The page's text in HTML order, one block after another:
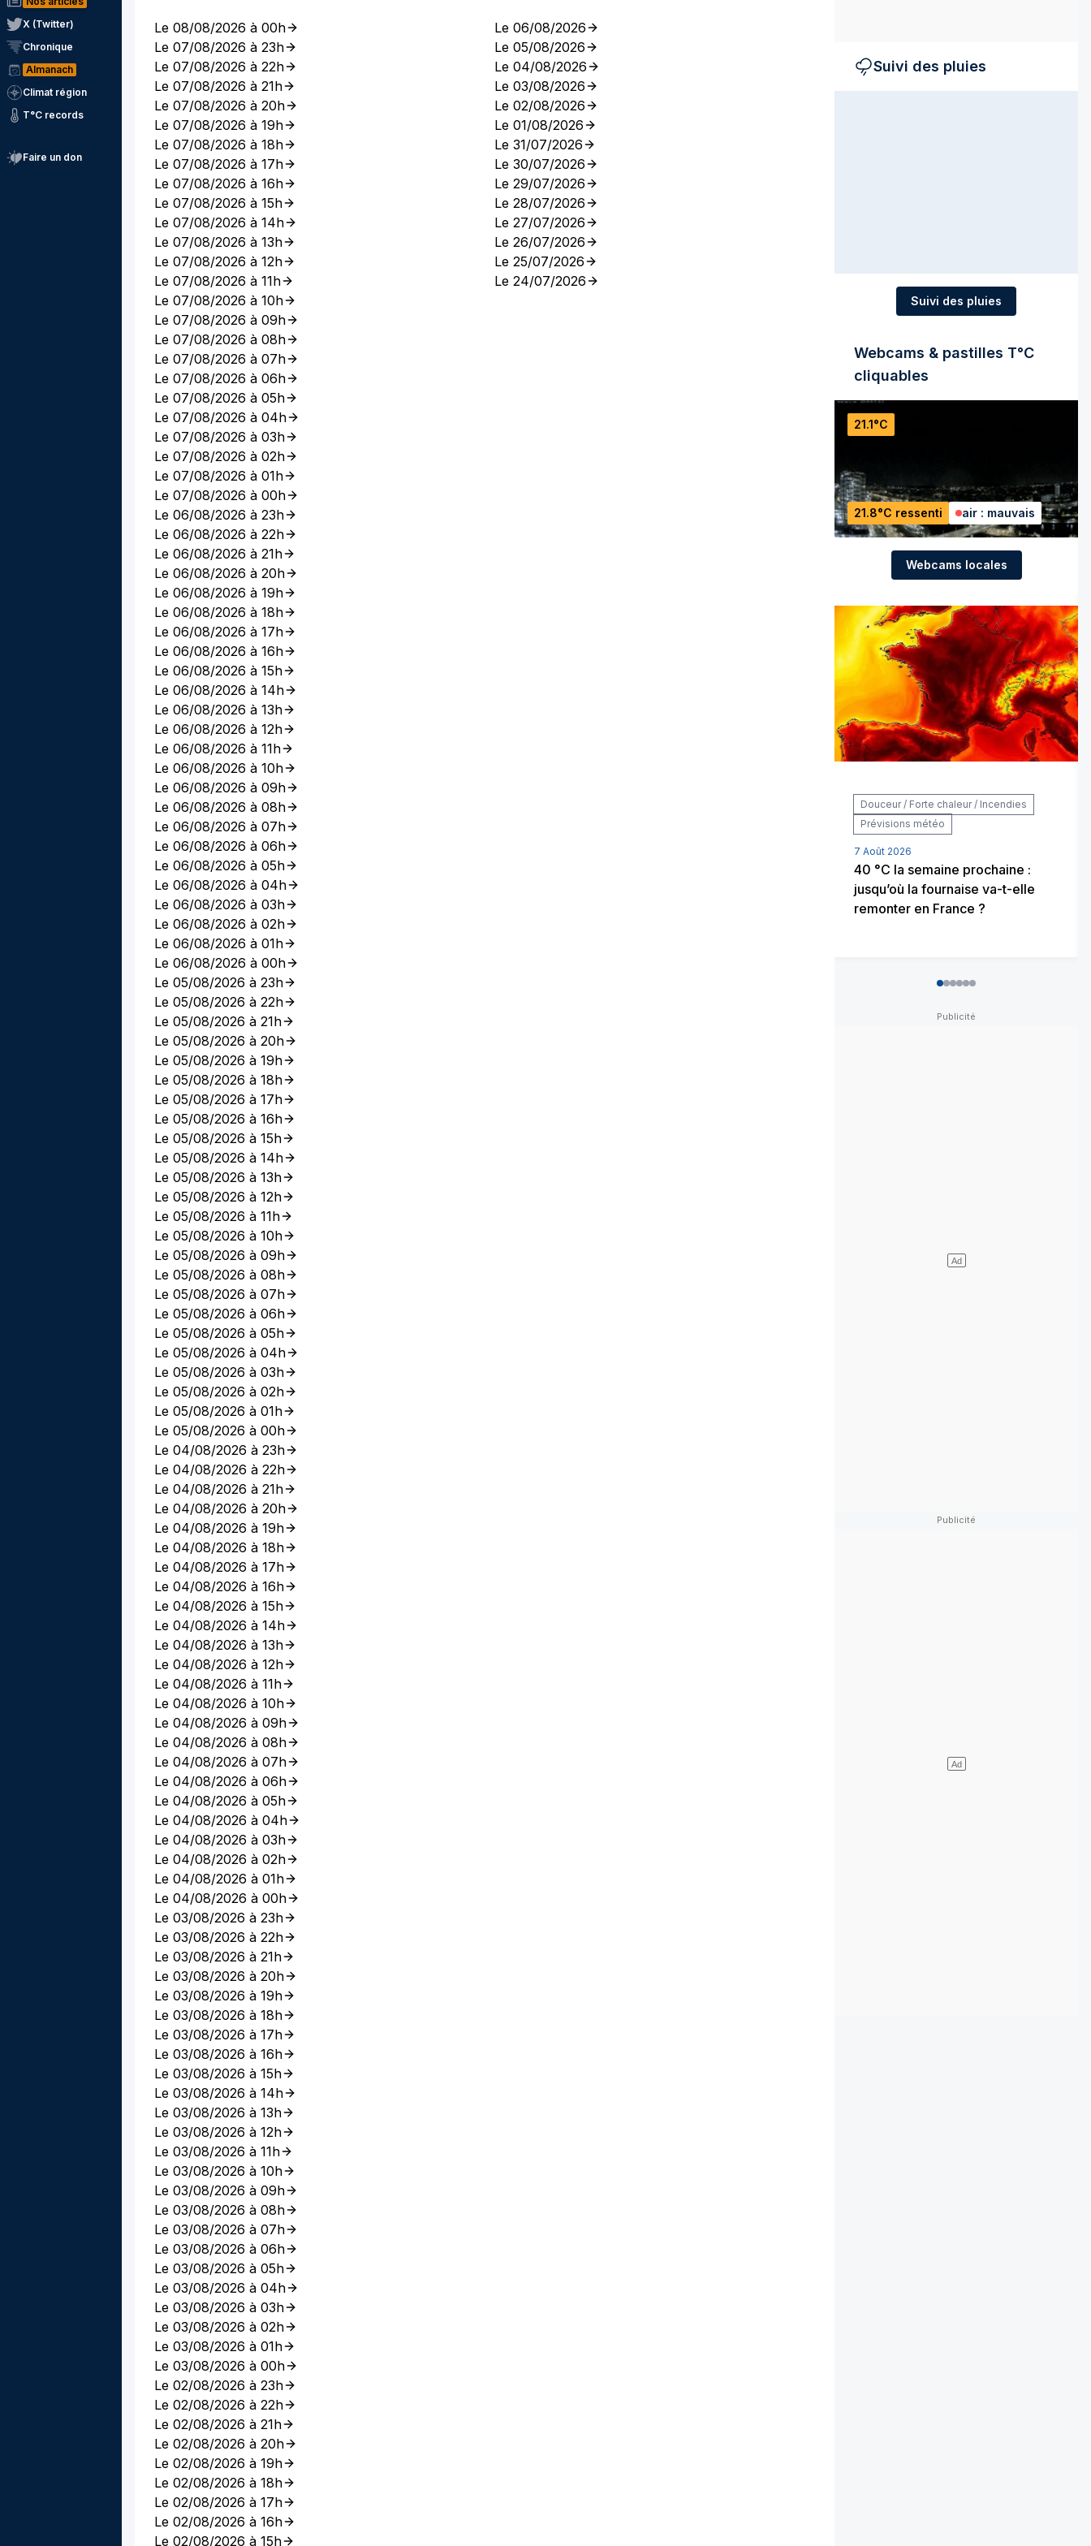
X (Twitter)
Chronique
Almanach
Climat région
T°C records
Faire un don
Le 08/08/2026 à 00h
Le 07/08/2026 à 23h
Le 07/08/2026 à 22h
Le 07/08/2026 à 21h
Le 07/08/2026 à 20h
Le 07/08/2026 à 19h
Le 07/08/2026 à 18h
Le 07/08/2026 à 17h
Le 07/08/2026 à 16h
Le 07/08/2026 à 15h
Le 07/08/2026 à 14h
Le 07/08/2026 à 13h
Le 07/08/2026 à 12h
Le 07/08/2026 à 11h
Le 07/08/2026 à 10h
Le 07/08/2026 à 09h
Le 07/08/2026 à 08h
Le 07/08/2026 à 07h
Le 07/08/2026 à 06h
Le 07/08/2026 à 05h
Le 07/08/2026 à 04h
Le 07/08/2026 à 03h
Le 07/08/2026 à 02h
Le 07/08/2026 à 01h
Le 07/08/2026 à 00h
Le 06/08/2026 à 23h
Le 06/08/2026 à 22h
Le 06/08/2026 à 21h
Le 06/08/2026 à 20h
Le 06/08/2026 à 19h
Le 06/08/2026 à 18h
Le 06/08/2026 à 17h
Le 06/08/2026 à 16h
Le 06/08/2026 à 15h
Le 06/08/2026 à 14h
Le 06/08/2026 à 13h
Le 06/08/2026 à 12h
Le 06/08/2026 à 11h
Le 06/08/2026 à 10h
Le 06/08/2026 à 09h
Le 06/08/2026 à 08h
Le 06/08/2026 à 07h
Le 06/08/2026 à 06h
Le 06/08/2026 à 05h
Le 06/08/2026 à 04h
Le 06/08/2026 à 03h
Le 06/08/2026 à 02h
Le 06/08/2026 à 01h
Le 06/08/2026 à 00h
Le 05/08/2026 à 23h
Le 05/08/2026 à 22h
Le 05/08/2026 à 21h
Le 05/08/2026 à 20h
Le 05/08/2026 à 19h
Le 05/08/2026 à 18h
Le 05/08/2026 à 17h
Le 05/08/2026 à 16h
Le 05/08/2026 à 15h
Le 05/08/2026 à 14h
Le 05/08/2026 à 13h
Le 05/08/2026 à 12h
Le 05/08/2026 à 11h
Le 05/08/2026 à 10h
Le 05/08/2026 à 09h
Le 05/08/2026 à 08h
Le 05/08/2026 à 07h
Le 05/08/2026 à 06h
Le 05/08/2026 à 05h
Le 05/08/2026 à 04h
Le 05/08/2026 à 03h
Le 05/08/2026 à 02h
Le 05/08/2026 à 01h
Le 05/08/2026 à 00h
Le 04/08/2026 à 23h
Le 04/08/2026 à 22h
Le 04/08/2026 à 21h
Le 04/08/2026 à 20h
Le 04/08/2026 à 19h
Le 04/08/2026 à 18h
Le 04/08/2026 à 17h
Le 04/08/2026 à 16h
Le 04/08/2026 à 15h
Le 04/08/2026 à 14h
Le 04/08/2026 à 13h
Le 04/08/2026 à 12h
Le 04/08/2026 à 11h
Le 04/08/2026 à 10h
Le 04/08/2026 à 09h
Le 04/08/2026 à 08h
Le 04/08/2026 à 07h
Le 04/08/2026 à 06h
Le 04/08/2026 à 05h
Le 04/08/2026 à 04h
Le 04/08/2026 à 03h
Le 04/08/2026 à 02h
Le 04/08/2026 à 01h
Le 04/08/2026 à 00h
Le 03/08/2026 à 23h
Le 03/08/2026 à 22h
Le 03/08/2026 à 21h
Le 03/08/2026 à 20h
Le 03/08/2026 à 19h
Le 03/08/2026 à 18h
Le 03/08/2026 à 17h
Le 03/08/2026 à 16h
Le 03/08/2026 à 15h
Le 03/08/2026 à 14h
Le 03/08/2026 à 13h
Le 03/08/2026 à 12h
Le 03/08/2026 à 11h
Le 03/08/2026 à 10h
Le 03/08/2026 à 09h
Le 03/08/2026 à 08h
Le 03/08/2026 à 07h
Le 03/08/2026 à 06h
Le 03/08/2026 à 05h
Le 03/08/2026 à 04h
Le 03/08/2026 à 03h
Le 03/08/2026 à 02h
Le 03/08/2026 à 01h
Le 03/08/2026 à 00h
Le 02/08/2026 à 23h
Le 02/08/2026 à 22h
Le 02/08/2026 à 21h
Le 02/08/2026 à 20h
Le 02/08/2026 à 19h
Le 02/08/2026 à 18h
Le 02/08/2026 à 17h
Le 02/08/2026 à 16h
Le 02/08/2026 à 15h
Le 06/08/2026
Le 05/08/2026
Le 04/08/2026
Le 03/08/2026
Le 02/08/2026
Le 01/08/2026
Le 31/07/2026
Le 30/07/2026
Le 29/07/2026
Le 28/07/2026
Le 27/07/2026
Le 26/07/2026
Le 25/07/2026
Le 24/07/2026
Suivi des pluies
Suivi des pluies
Webcams & pastilles T°C
cliquables
21.1°C
21.8°C ressenti air : mauvais
Webcams locales
Douceur / Forte chaleur / Incendies
Prévisions météo
7 Août 2026
40 °C la semaine prochaine :
jusqu’où la fournaise va-t-elle
remonter en France ?
012345